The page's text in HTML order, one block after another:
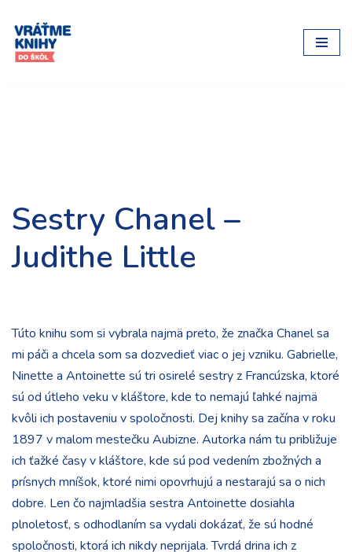
Preskočiť
na
Sestry Chanel –
Judithe Little
Túto knihu som si vybrala najmä preto, že značka Chanel sa
mi páči a chcela som sa dozvedieť viac o jej vzniku. Gabrielle,
Ninette a Antoinette sú tri osirelé sestry z Francúzska, ktoré
sú od útleho veku v kláštore, kde to nemajú ľahké najmä
kvôli ich postaveniu v spoločnosti. Dej knihy sa začína v roku
1897 v malom mestečku Aubizne. Autorka nám tu približuje
ich ťažké časy v kláštore, kde sú pod vedením zbožných a
prísnych mníšok, ktoré nimi opovrhujú a nestarajú sa o nich
dobre. Len čo najmladšia sestra Antoinette dosiahla
plnoletosť, s odhodlaním sa vydali dokázať, že sú hodné
spoločnosti, ktorá ich nikdy neprijala. Tvrdá drina ich z